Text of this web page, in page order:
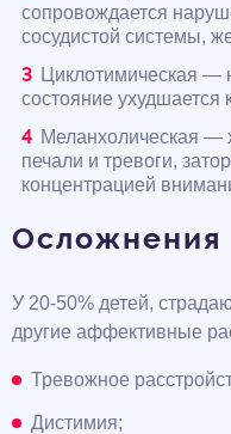
сопровождается
сосудистой системы,
Циклотимическая —
состояние ухудшается
Меланхолическая —
печали и тревоги,
концентрацией
Осложнения
У 20-50% детей,
другие аффективные
Тревожное
Дистимия;